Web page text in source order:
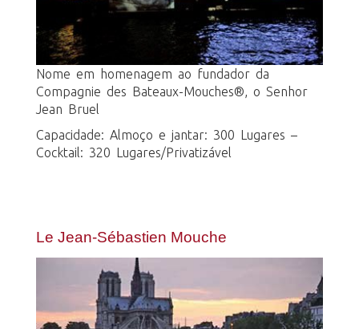
Nome em homenagem ao fundador da
Compagnie des Bateaux-Mouches®, o Senhor
Jean Bruel
Capacidade: Almoço e jantar: 300 Lugares –
Cocktail: 320 Lugares/Privatizável
Le Jean-Sébastien Mouche